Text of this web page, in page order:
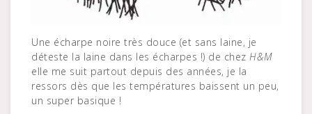
Une écharpe noire très douce (et sans laine, je
déteste la laine dans les écharpes !) de chez H&M
elle me suit partout depuis des années, je la
ressors dès que les températures baissent un peu,
un super basique !